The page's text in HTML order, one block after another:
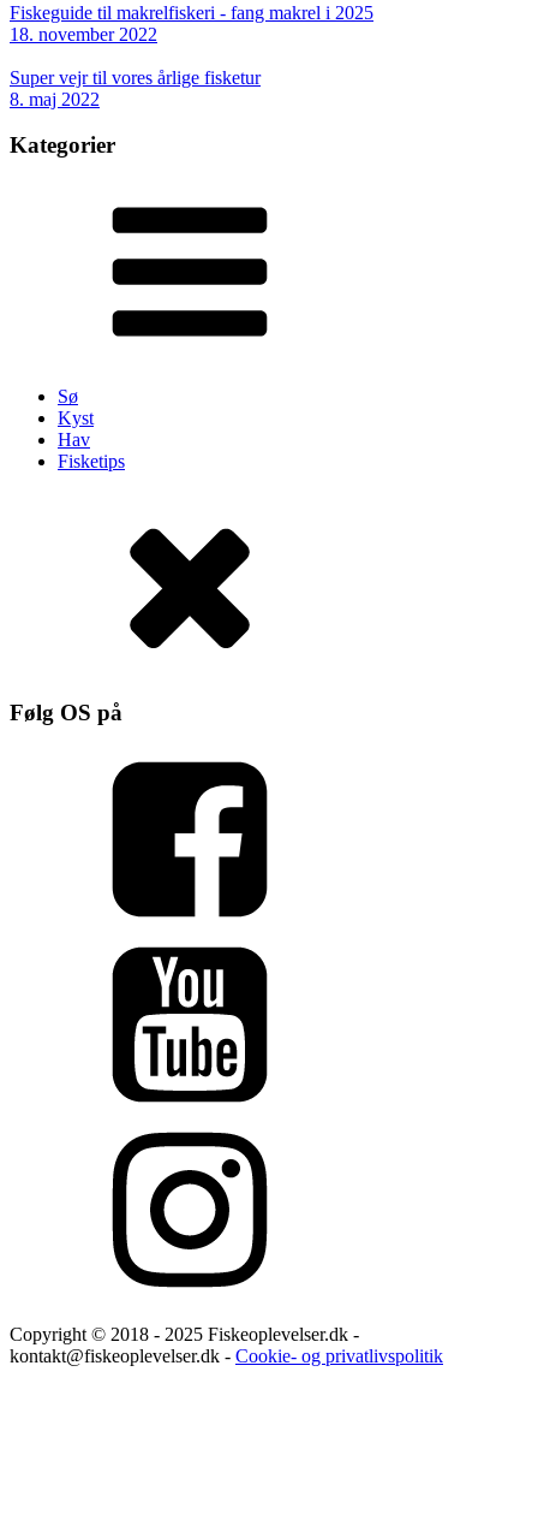
Fiskeguide til makrelfiskeri - fang makrel i 2025
18. november 2022
Super vejr til vores årlige fisketur
8. maj 2022
Kategorier
Sø
Kyst
Hav
Fisketips
Følg OS på
Copyright © 2018 - 2025 Fiskeoplevelser.dk -
kontakt@fiskeoplevelser.dk - Cookie- og privatlivspolitik